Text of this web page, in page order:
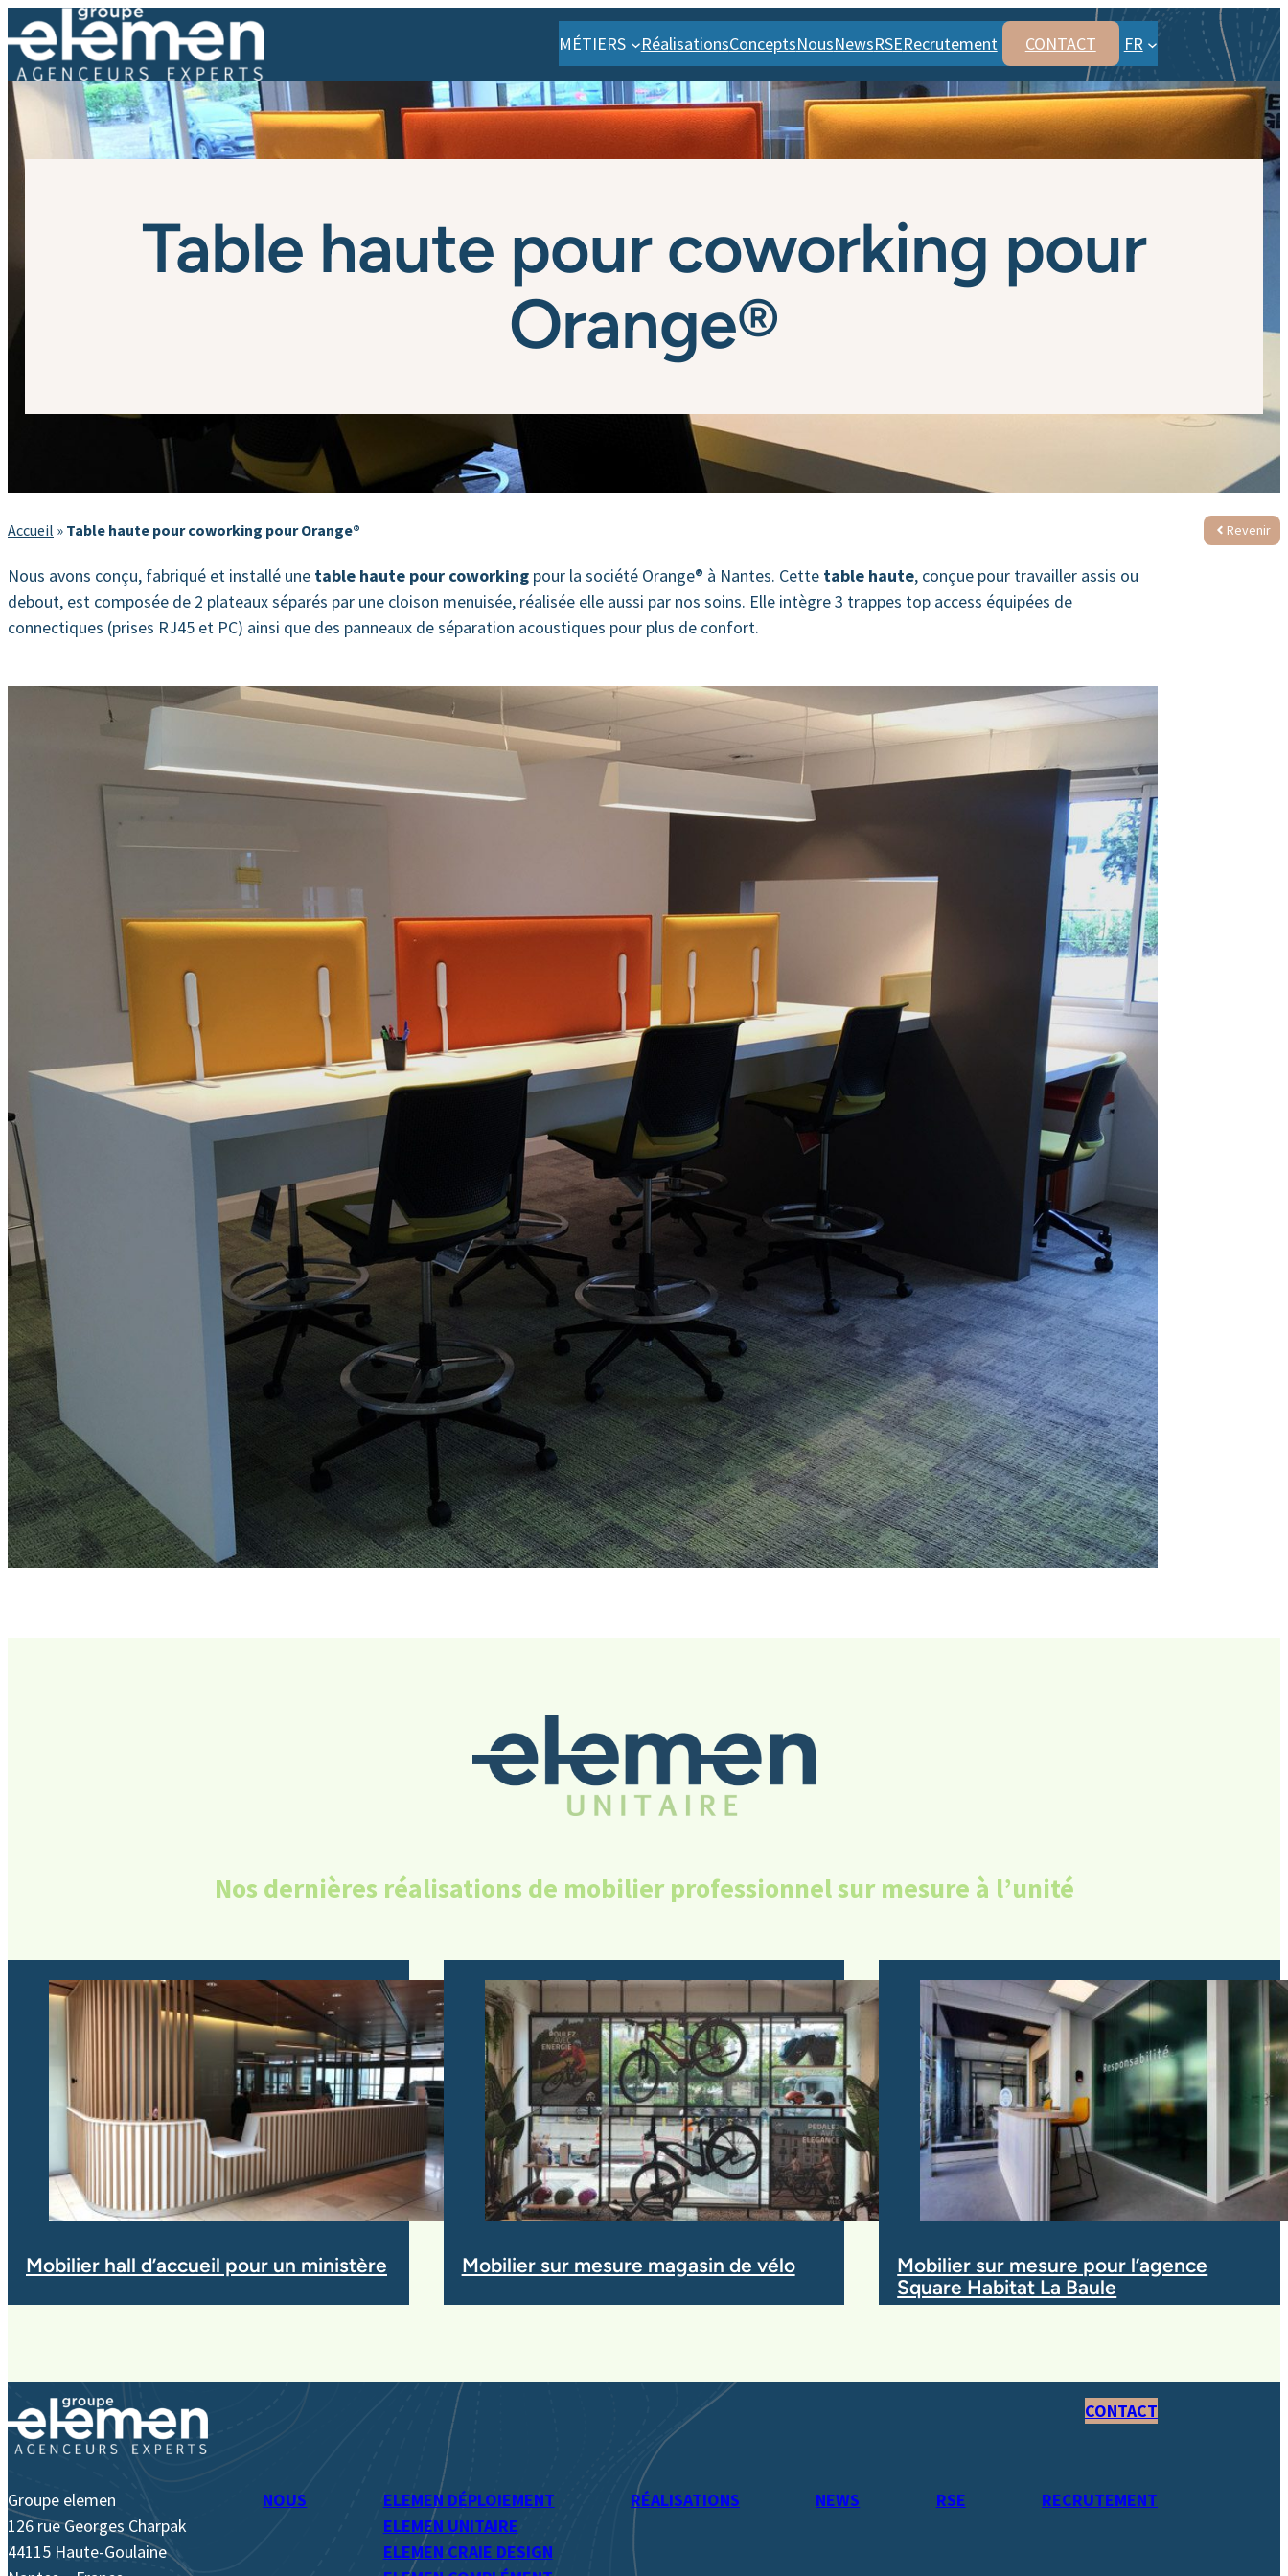
MÉTIERS RéalisationsConceptsNousNewsRSERecrutement CONTACT FR
Table haute pour coworking pour
Orange®
Accueil » Table haute pour coworking pour Orange® Revenir
Nous avons conçu, fabriqué et installé une table haute pour coworking pour la société Orange® à Nantes. Cette table haute, conçue pour travailler assis ou
debout, est composée de 2 plateaux séparés par une cloison menuisée, réalisée elle aussi par nos soins. Elle intègre 3 trappes top access équipées de
connectiques (prises RJ45 et PC) ainsi que des panneaux de séparation acoustiques pour plus de confort.
Nos dernières réalisations de mobilier professionnel sur mesure à l’unité
Mobilier hall d’accueil pour un ministère Mobilier sur mesure magasin de vélo
Mobilier sur mesure pour l’agence
Square Habitat La Baule
CONTACT
Groupe elemen
126 rue Georges Charpak
44115 Haute-Goulaine
NOUS
ELEMEN DÉPLOIEMENT
ELEMEN UNITAIRE
ELEMEN CRAIE DESIGN
RÉALISATIONS NEWS RSE RECRUTEMENT